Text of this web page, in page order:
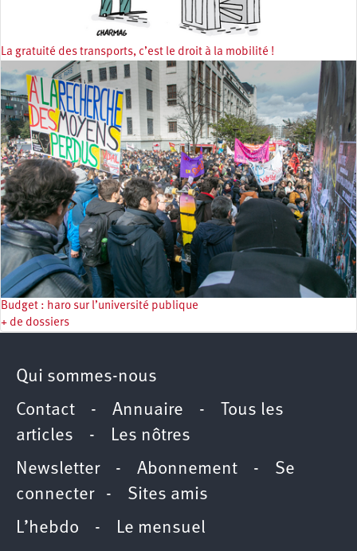
La gratuité des transports, c’est le droit à la mobilité !
Budget : haro sur l’université publique
+ de dossiers
Qui sommes-nous
Contact - Annuaire - Tous les
articles -
Les nôtres
Newsletter- Abonnement - Se
connecter- Sites amis
L’hebdo - Le mensuel